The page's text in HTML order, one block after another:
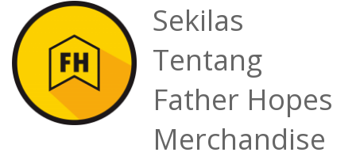
Sekilas
Tentang
Father Hopes
Merchandise